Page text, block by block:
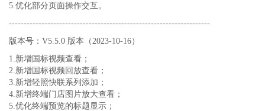
5.优化部分页面操作交互。
--------------------------------------------------------------------
版本号：V5.5.0 版本（2023-10-16）
1.新增国标视频查看；
2.新增国标视频回放查看；
3.新增轻照快联系列添加；
4.新增终端门店图片放大查看；
5.优化终端预览的标题显示；